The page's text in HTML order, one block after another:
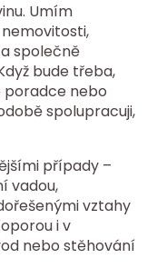
Umím
společně
bude třeba,
poradce nebo
spolupracuji,
případy –
vadou,
vztahy
i v
nebo stěhování